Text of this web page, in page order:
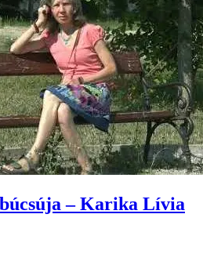
búcsúja – Karika Lívia